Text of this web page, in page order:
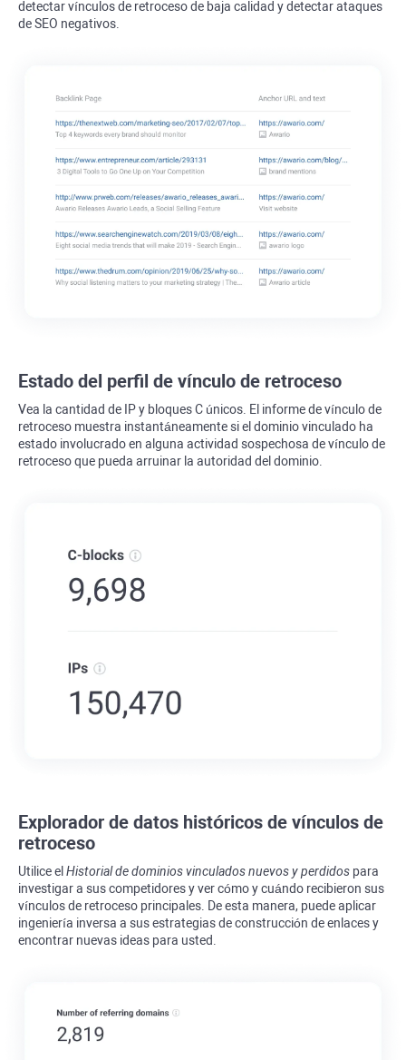
detectar vínculos de retroceso de baja calidad y detectar ataques
de SEO negativos.
Estado del perfil de vínculo de retroceso
Vea la cantidad de IP y bloques C únicos. El informe de vínculo de
retroceso muestra instantáneamente si el dominio vinculado ha
estado involucrado en alguna actividad sospechosa de vínculo de
retroceso que pueda arruinar la autoridad del dominio.
Explorador de datos históricos de vínculos de
retroceso
Utilice el Historial de dominios vinculados nuevos y perdidos para
investigar a sus competidores y ver cómo y cuándo recibieron sus
vínculos de retroceso principales. De esta manera, puede aplicar
ingeniería inversa a sus estrategias de construcción de enlaces y
encontrar nuevas ideas para usted.